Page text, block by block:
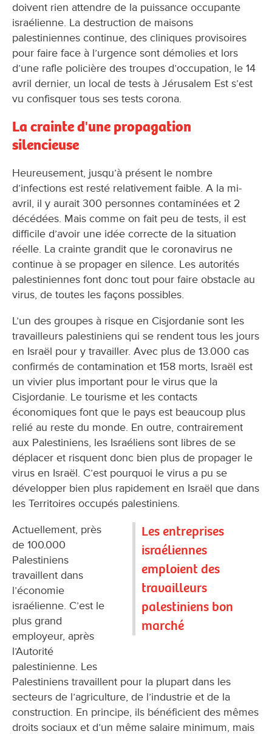
doivent rien attendre de la puissance occupante
israélienne. La destruction de maisons
palestiniennes continue, des cliniques provisoires
pour faire face à l’urgence sont démolies et lors
d’une rafle policière des troupes d’occupation, le 14
avril dernier, un local de tests à Jérusalem Est s’est
vu confisquer tous ses tests corona.
La crainte d'une propagation
silencieuse
Heureusement, jusqu’à présent le nombre
d’infections est resté relativement faible. A la mi-
avril, il y aurait 300 personnes contaminées et 2
décédées. Mais comme on fait peu de tests, il est
difficile d’avoir une idée correcte de la situation
réelle. La crainte grandit que le coronavirus ne
continue à se propager en silence. Les autorités
palestiniennes font donc tout pour faire obstacle au
virus, de toutes les façons possibles.
L’un des groupes à risque en Cisjordanie sont les
travailleurs palestiniens qui se rendent tous les jours
en Israël pour y travailler. Avec plus de 13.000 cas
confirmés de contamination et 158 morts, Israël est
un vivier plus important pour le virus que la
Cisjordanie. Le tourisme et les contacts
économiques font que le pays est beaucoup plus
relié au reste du monde. En outre, contrairement
aux Palestiniens, les Israéliens sont libres de se
déplacer et risquent donc bien plus de propager le
virus en Israël. C’est pourquoi le virus a pu se
développer bien plus rapidement en Israël que dans
les Territoires occupés palestiniens.
Les entreprises
israéliennes
emploient des
travailleurs
palestiniens bon
marché
Actuellement, près
de 100.000
Palestiniens
travaillent dans
l’économie
israélienne. C’est le
plus grand
employeur, après
l’Autorité
palestinienne. Les
Palestiniens travaillent pour la plupart dans les
secteurs de l’agriculture, de l’industrie et de la
construction. En principe, ils bénéficient des mêmes
droits sociaux et d’un même salaire minimum, mais